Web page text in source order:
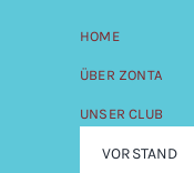
HOME
ÜBER ZONTA
UNSER CLUB
VORSTAND